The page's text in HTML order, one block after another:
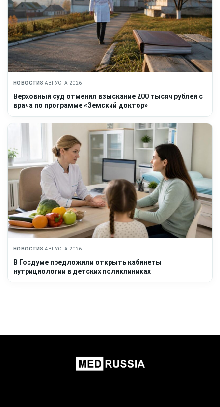
НОВОСТИ 8 АВГУСТА 2026
Верховный суд отменил взыскание 200 тысяч рублей с
врача по программе «Земский доктор»
НОВОСТИ 8 АВГУСТА 2026
В Госдуме предложили открыть кабинеты
нутрициологии в детских поликлиниках